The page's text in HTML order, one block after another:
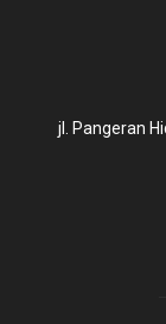
jl. Pangeran